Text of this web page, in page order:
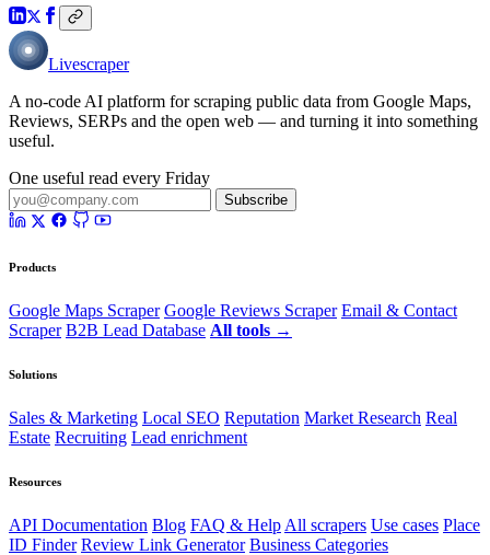
Livescraper
A no-code AI platform for scraping public data from Google Maps,
Reviews, SERPs and the open web — and turning it into something
useful.
One useful read every Friday
Subscribe
Products
Google Maps Scraper Google Reviews Scraper Email & Contact
Scraper B2B Lead Database All tools →
Solutions
Sales & Marketing Local SEO Reputation Market Research Real
Estate Recruiting Lead enrichment
Resources
API Documentation Blog FAQ & Help All scrapers Use cases Place
ID Finder Review Link Generator Business Categories